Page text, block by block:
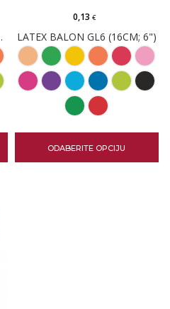
13") LATEX BALON GL6 (16CM; 6")
0,13 €
ODABERITE OPCIJU